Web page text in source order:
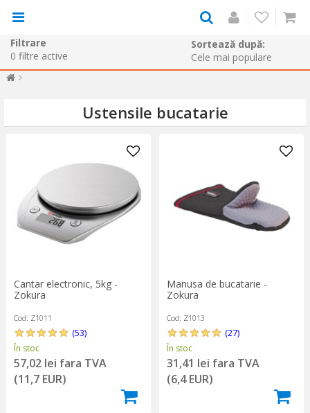
Filtrare
0 filtre active
Sortează după:
Ustensile bucatarie
Cantar electronic, 5kg -
Zokura
Cod: Z1011
(53)
În stoc
57,02 lei fara TVA
(11,7 EUR)
Manusa de bucatarie -
Zokura
Cod: Z1013
(27)
În stoc
31,41 lei fara TVA
(6,4 EUR)